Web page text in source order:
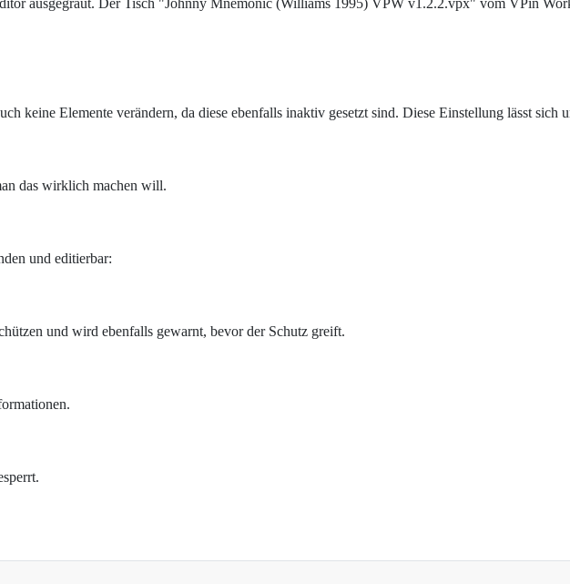
keine Elemente verändern, da diese ebenfalls inaktiv gesetzt sind. Diese Einstellung lässt
das wirklich machen will.
und editierbar:
und wird ebenfalls gewarnt, bevor der Schutz greift.
und Registry Zweige